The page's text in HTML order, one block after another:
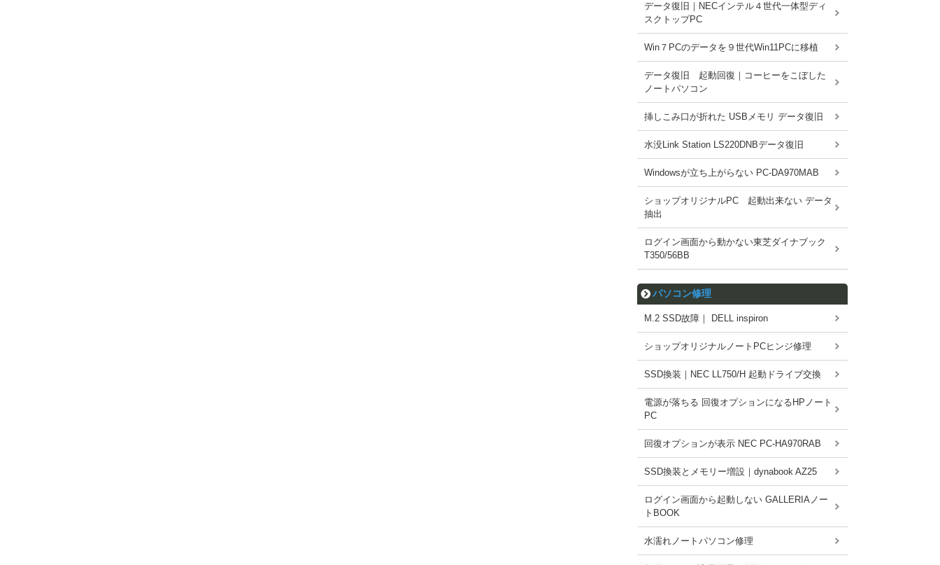
データ復旧｜NECインテル４世代一体型ディ
スクトップPC
Win７PCのデータを９世代Win11PCに移植
データ復旧 起動回復｜コーヒーをこぼした
ノートパソコン
挿しこみ口が折れた USBメモリ データ復旧
水没Link Station LS220DNBデータ復旧
Windowsが立ち上がらない PC-DA970MAB
ショップオリジナルPC 起動出来ない データ
抽出
ログイン画面から動かない東芝ダイナブック
T350/56BB
パソコン修理
M.2 SSD故障｜ DELL inspiron
ショップオリジナルノートPCヒンジ修理
SSD換装｜NEC LL750/H 起動ドライブ交換
電源が落ちる 回復オプションになるHPノート
PC
回復オプションが表示 NEC PC-HA970RAB
SSD換装とメモリー増設｜dynabook AZ25
ログイン画面から起動しない GALLERIAノー
トBOOK
水濡れノートパソコン修理